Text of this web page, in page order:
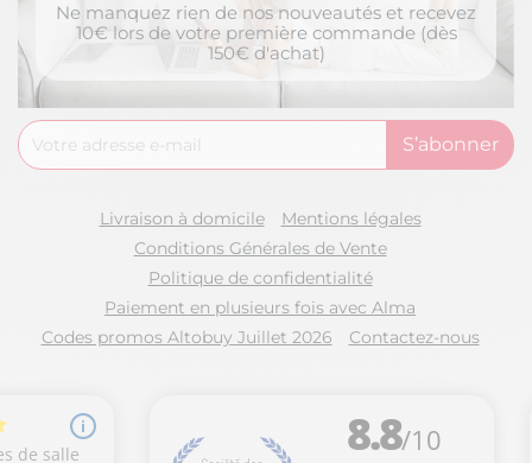
Ne manquez rien de nos nouveautés et recevez
10€ lors de votre première commande (dès
150€ d'achat)
Livraison à domicile
Mentions légales
Conditions Générales de Vente
Politique de confidentialité
Paiement en plusieurs fois avec Alma
Codes promos Altobuy Juillet 2026
Contactez-nous